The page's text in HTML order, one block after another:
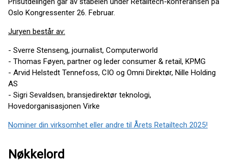
Oslo Kongressenter 26. Februar.
Juryen består av:
- Sverre Stenseng, journalist, Computerworld
- Thomas Føyen, partner og leder consumer & retail, KPMG
- Arvid Helstedt Tennefoss, CIO og Omni Direktør, Nille Holding
AS
- Sigri Sevaldsen, bransjedirektør teknologi,
Hovedorganisasjonen Virke
Nominer din virksomhet eller andre til Årets Retailtech 2025!
Nøkkelord